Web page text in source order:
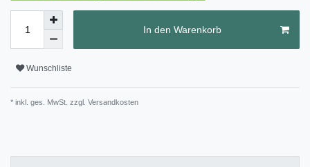
In den Warenkorb
Wunschliste
* inkl. ges. MwSt. zzgl. Versandkosten